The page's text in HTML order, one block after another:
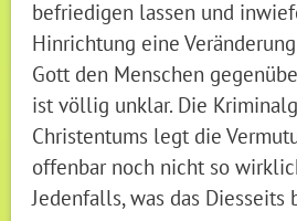
befriedigen lassen und
Hinrichtung eine
Gott den Menschen
ist völlig unklar. Die
Christentums legt die
offenbar noch nicht so
Jedenfalls, was das Diesseits